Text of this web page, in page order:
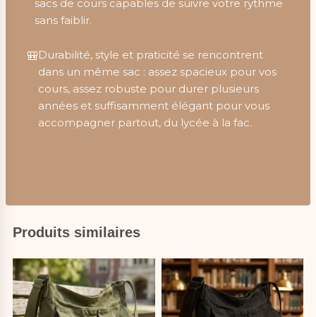
sacs de cours capables de suivre votre rythme
sans faiblir.
🎒Durabilité, style et praticité se rencontrent
dans un même sac : assez spacieux pour vos
cours, assez robuste pour durer plusieurs
années et suffisamment élégant pour vous
accompagner partout, du lycée à la fac.
Produits similaires